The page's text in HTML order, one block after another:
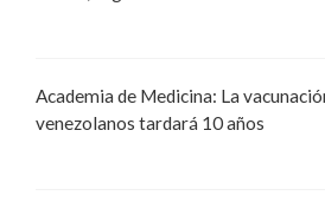
Academia de Medicina: La
venezolanos tardará 10 años